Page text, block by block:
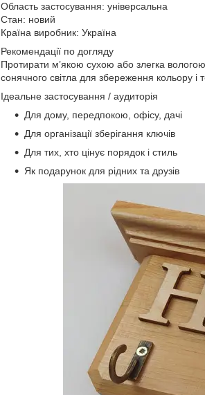
Область застосування: універсальна
Стан: новий
Країна виробник: Україна
Рекомендації по догляду
Протирати м’якою сухою або злегка
сонячного світла для збереження кольору і
Ідеальне застосування / аудиторія
Для дому, передпокою, офісу, дачі
Для організації зберігання ключів
Для тих, хто цінує порядок і стиль
Як подарунок для рідних та друзів